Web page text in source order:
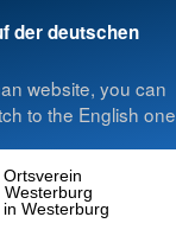
der deutschen
website, you can
to the English one
in Westerburg
Westerburg
Ortsverein